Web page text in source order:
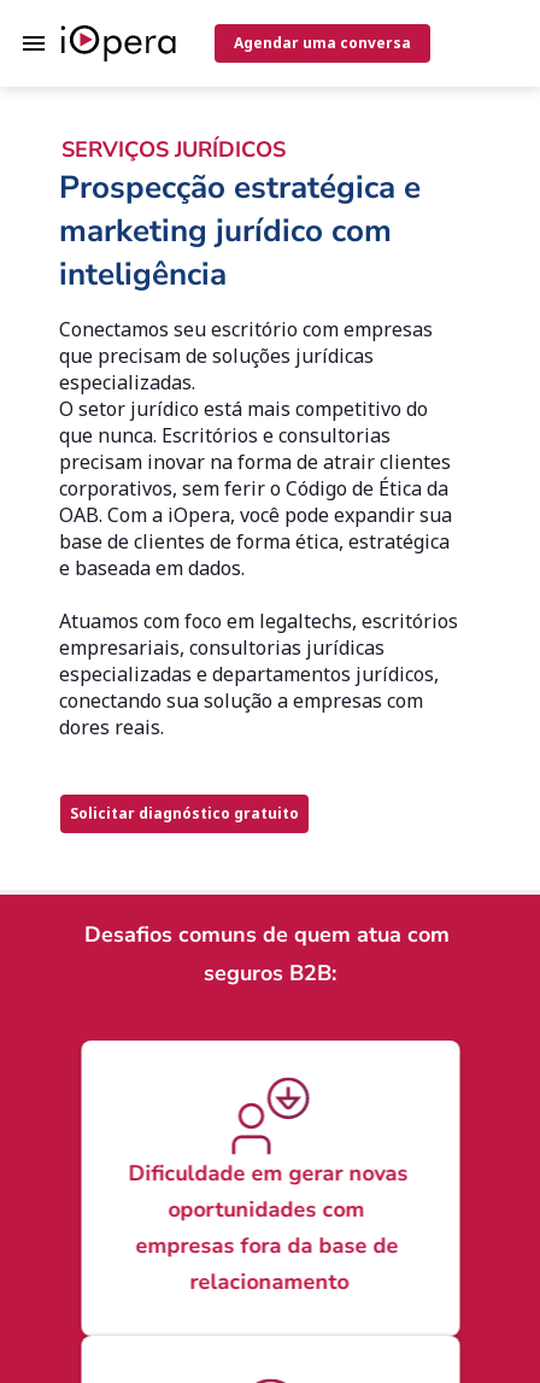
Solicitar diagnóstico gratuito
Prospecção estratégica e
marketing jurídico com
inteligência
Conectamos seu escritório com empresas
que precisam de soluções jurídicas
especializadas.
O setor jurídico está mais competitivo do
que nunca. Escritórios e consultorias
precisam inovar na forma de atrair clientes
corporativos, sem ferir o Código de Ética da
OAB. Com a iOpera, você pode expandir sua
base de clientes de forma ética, estratégica
e baseada em dados.
Atuamos com foco em legaltechs, escritórios
empresariais, consultorias jurídicas
especializadas e departamentos jurídicos,
conectando sua solução a empresas com
dores reais.
SERVIÇOS JURÍDICOS
Desafios comuns de quem atua com
seguros B2B:
Dificuldade em gerar novas
oportunidades com
empresas fora da base de
relacionamento
Agendar uma conversa